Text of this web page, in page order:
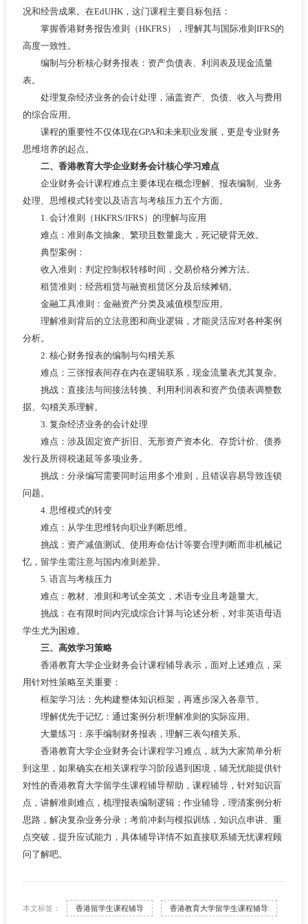
况和经营成果。在EdUHK，这门课程主要目标包括：
掌握香港财务报告准则（HKFRS），理解其与国际准则IFRS的
高度一致性。
编制与分析核心财务报表：资产负债表、利润表及现金流量
表。
处理复杂经济业务的会计处理，涵盖资产、负债、收入与费用
的综合应用。
课程的重要性不仅体现在GPA和未来职业发展，更是专业财务
思维培养的起点。
二、香港教育大学企业财务会计核心学习难点
企业财务会计课程难点主要体现在概念理解、报表编制、业务
处理、思维模式转变以及语言与考核压力五个方面。
1. 会计准则（HKFRS/IFRS）的理解与应用
难点：准则条文抽象、繁琐且数量庞大，死记硬背无效。
典型案例：
收入准则：判定控制权转移时间，交易价格分摊方法。
租赁准则：经营租赁与融资租赁区分及后续摊销。
金融工具准则：金融资产分类及减值模型应用。
理解准则背后的立法意图和商业逻辑，才能灵活应对各种案例
分析。
2. 核心财务报表的编制与勾稽关系
难点：三张报表间存在内在逻辑联系，现金流量表尤其复杂。
挑战：直接法与间接法转换、利用利润表和资产负债表调整数
据、勾稽关系理解。
3. 复杂经济业务的会计处理
难点：涉及固定资产折旧、无形资产资本化、存货计价、债券
发行及所得税递延等多项业务。
挑战：分录编写需要同时运用多个准则，且错误容易导致连锁
问题。
4. 思维模式的转变
难点：从学生思维转向职业判断思维。
挑战：资产减值测试、使用寿命估计等要合理判断而非机械记
忆，留学生需注意与国内准则差异。
5. 语言与考核压力
难点：教材、准则和考试全英文，术语专业且考题量大。
挑战：在有限时间内完成综合计算与论述分析，对非英语母语
学生尤为困难。
三、高效学习策略
香港教育大学企业财务会计课程辅导表示，面对上述难点，采
用针对性策略至关重要：
框架学习法：先构建整体知识框架，再逐步深入各章节。
理解优先于记忆：通过案例分析理解准则的实际应用。
大量练习：亲手编制财务报表，理解三表勾稽关系。
香港教育大学企业财务会计课程学习难点，就为大家简单分析
到这里，如果确实在相关课程学习阶段遇到困境，辅无忧能提供针
对性的香港教育大学留学生课程辅导帮助，课程辅导，针对知识盲
点，讲解准则难点，梳理报表编制逻辑；作业辅导，理清案例分析
思路，解决复杂业务分录；考前冲刺与模拟训练，知识点串讲、重
点突破，提升应试能力，具体辅导详情不如直接联系辅无忧课程顾
问了解吧。
本文标签： 香港留学生课程辅导 香港教育大学留学生课程辅导